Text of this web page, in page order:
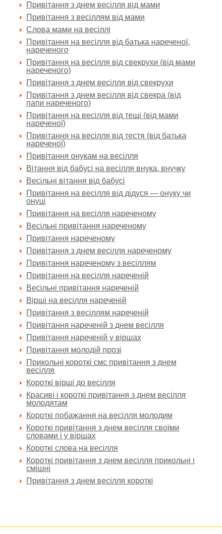
Привітання з днем весілля від мами
Привітання з весіллям від мами
Слова мами на весіллі
Привітання на весілля від батька нареченої,
нареченого
Привітання на весілля від свекрухи (від мами
нареченого)
Привітання з днем весілля від свекрухи
Привітання з днем весілля від свекра (від
папи нареченого)
Привітання на весілля від тещі (від мами
нареченої)
Привітання на весілля від тестя (від батька
нареченої)
Привітання онукам на весілля
Вітання від бабусі на весілля внука, внучку
Весільні вітання від бабусі
Привітання на весілля від дідуся — онуку чи
онуці
Привітання на весілля нареченому
Весільні привітання нареченому
Привітання нареченому
Привітання з днем весілля нареченому
Привітання нареченому з весіллям
Привітання на весілля нареченій
Весільні привітання нареченій
Вірші на весілля нареченій
Привітання з весіллям нареченій
Привітання нареченій з днем весілля
Привітання нареченій у віршах
Привітання молодій прозі
Прикольні короткі смс привітання з днем
весілля
Короткі вірші до весілля
Красиві і короткі привітання з днем весілля
молодятам
Короткі побажання на весілля молодим
Короткі привітання з днем весілля своїми
словами і у віршах
Короткі слова на весілля
Короткі привітання з днем весілля прикольні і
смішні
Привітання з днем весілля короткі